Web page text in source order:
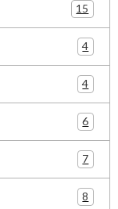
15
4
4
6
7
8